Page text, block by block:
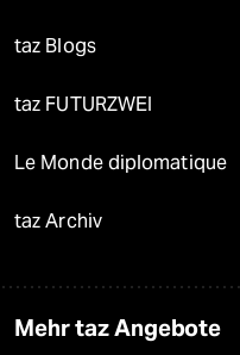
taz Blogs
taz FUTURZWEI
Le Monde diplomatique
taz Archiv
Mehr taz Angebote